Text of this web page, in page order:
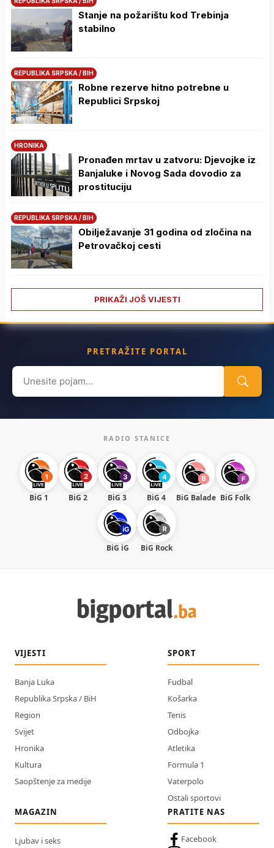
Stanje na požarištu kod Trebinja
stabilno
REPUBLIKA SRPSKA / BIH
Robne rezerve hitno potrebne u
Republici Srpskoj
HRONIKA
Pronađen mrtav u zatvoru: Djevojke iz
Banjaluke i Novog Sada dovodio za
prostituciju
REPUBLIKA SRPSKA / BIH
Obilježavanje 31 godina od zločina na
Petrovačkoj cesti
PRIKAŽI JOŠ VIJESTI
PRETRAŽITE PORTAL
Search
for:
RADIO STANICE
BiG 1 BiG 2 BiG 3 BiG 4 BiG Balade BiG Folk
BiG iG BiG Rock
VIJESTI
Banja Luka
Republika Srpska / BiH
Region
Svijet
Hronika
Kultura
Saopštenje za medije
SPORT
Fudbal
Košarka
Tenis
Odbojka
Atletika
Formula 1
Vaterpolo
Ostali sportovi
MAGAZIN
Ljubav i seks
PRATITE NAS
Facebook